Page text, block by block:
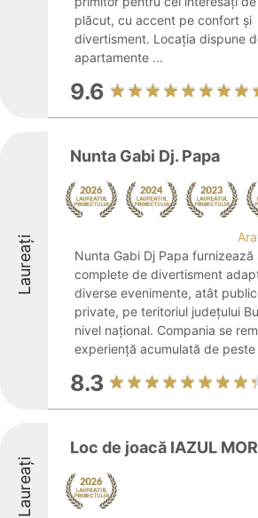
plăcut, cu accent pe confort și
divertisment. Locația dispune
apartamente ...
9.6
Laureați
Nunta Gabi Dj. Papa
Nunta Gabi Dj Papa furnizează
complete de divertisment
diverse evenimente, atât
private, pe teritoriul județului
nivel național. Compania se
experiență acumulată de peste
8.3
Laureați
Loc de joacă IAZUL